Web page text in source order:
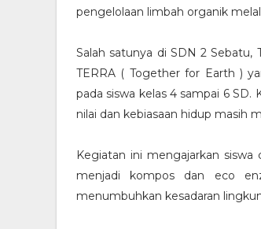
pengelolaan limbah organik
Salah satunya di SDN 2 Sebatu,
TERRA ( Together for Earth )
pada siswa kelas 4 sampai 6
nilai dan kebiasaan hidup masih
Kegiatan ini mengajarkan
menjadi kompos dan eco
menumbuhkan kesadaran